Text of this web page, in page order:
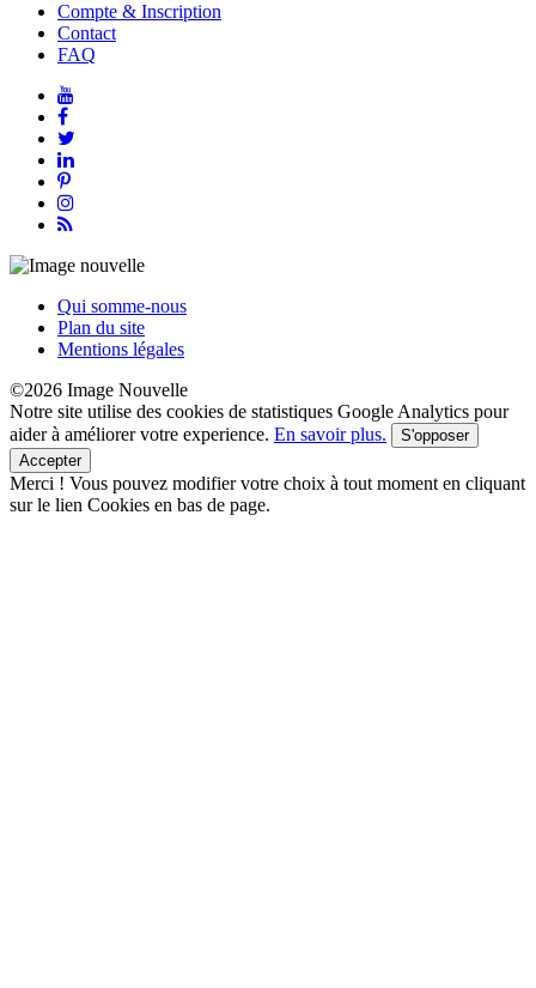
Compte & Inscription
Contact
FAQ
Qui somme-nous
Plan du site
Mentions légales
©2026 Image Nouvelle
Notre site utilise des cookies de statistiques Google Analytics pour
aider à améliorer votre experience. En savoir plus.
S'opposer
Accepter
Merci ! Vous pouvez modifier votre choix à tout moment en cliquant
sur le lien Cookies en bas de page.